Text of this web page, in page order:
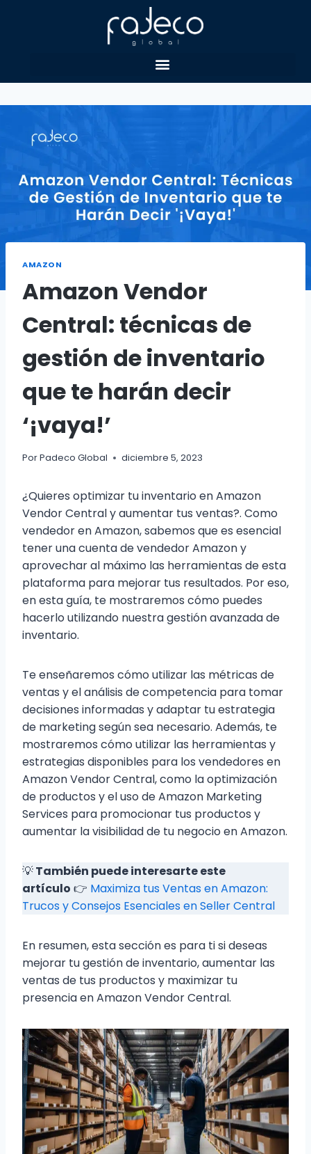
AMAZON
Amazon Vendor
Central: técnicas de
gestión de inventario
que te harán decir
‘¡vaya!’
PorPadeco Global diciembre 5, 2023
¿Quieres optimizar tu inventario en Amazon
Vendor Central y aumentar tus ventas?. Como
vendedor en Amazon, sabemos que es esencial
tener una cuenta de vendedor Amazon y
aprovechar al máximo las herramientas de esta
plataforma para mejorar tus resultados. Por eso,
en esta guía, te mostraremos cómo puedes
hacerlo utilizando nuestra gestión avanzada de
inventario.
Te enseñaremos cómo utilizar las métricas de
ventas y el análisis de competencia para tomar
decisiones informadas y adaptar tu estrategia
de marketing según sea necesario. Además, te
mostraremos cómo utilizar las herramientas y
estrategias disponibles para los vendedores en
Amazon Vendor Central, como la optimización
de productos y el uso de Amazon Marketing
Services para promocionar tus productos y
aumentar la visibilidad de tu negocio en Amazon.
💡También puede interesarte este
artículo 👉 Maximiza tus Ventas en Amazon:
Trucos y Consejos Esenciales en Seller Central
En resumen, esta sección es para ti si deseas
mejorar tu gestión de inventario, aumentar las
ventas de tus productos y maximizar tu
presencia en Amazon Vendor Central.